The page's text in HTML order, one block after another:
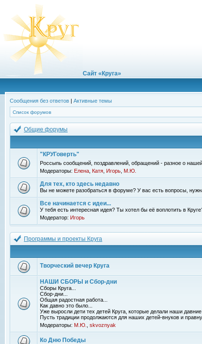
Сайт «Круга»
Сообщения без ответов | Активные темы
Список форумов
Общие форумы
"КРУГоверть"
Россыпь сообщений, поздравлений, обращений - разное о
Модераторы: Елена Катя Игорь М.Ю.
Для тех, кто здесь недавно
Вы не можете разобраться в форуме? У вас есть вопросы,
Все начинается с идеи...
У тебя есть интересная идея? Ты хотел бы её воплотить в
Модератор: Игорь
Программы и проекты Круга
Творческий вечер Круга
НАШИ СБОРЫ и Сбор-дни
Сборы Круга...
Сбор-дни...
Общая радостная работа...
Как давно это было...
Уже выросли дети тех детей Круга, которые делали наши давние
Пусть традиции продолжаются для наших детей-внуков и
Модераторы: М.Ю. skvoznyak
Ко Дню Победы